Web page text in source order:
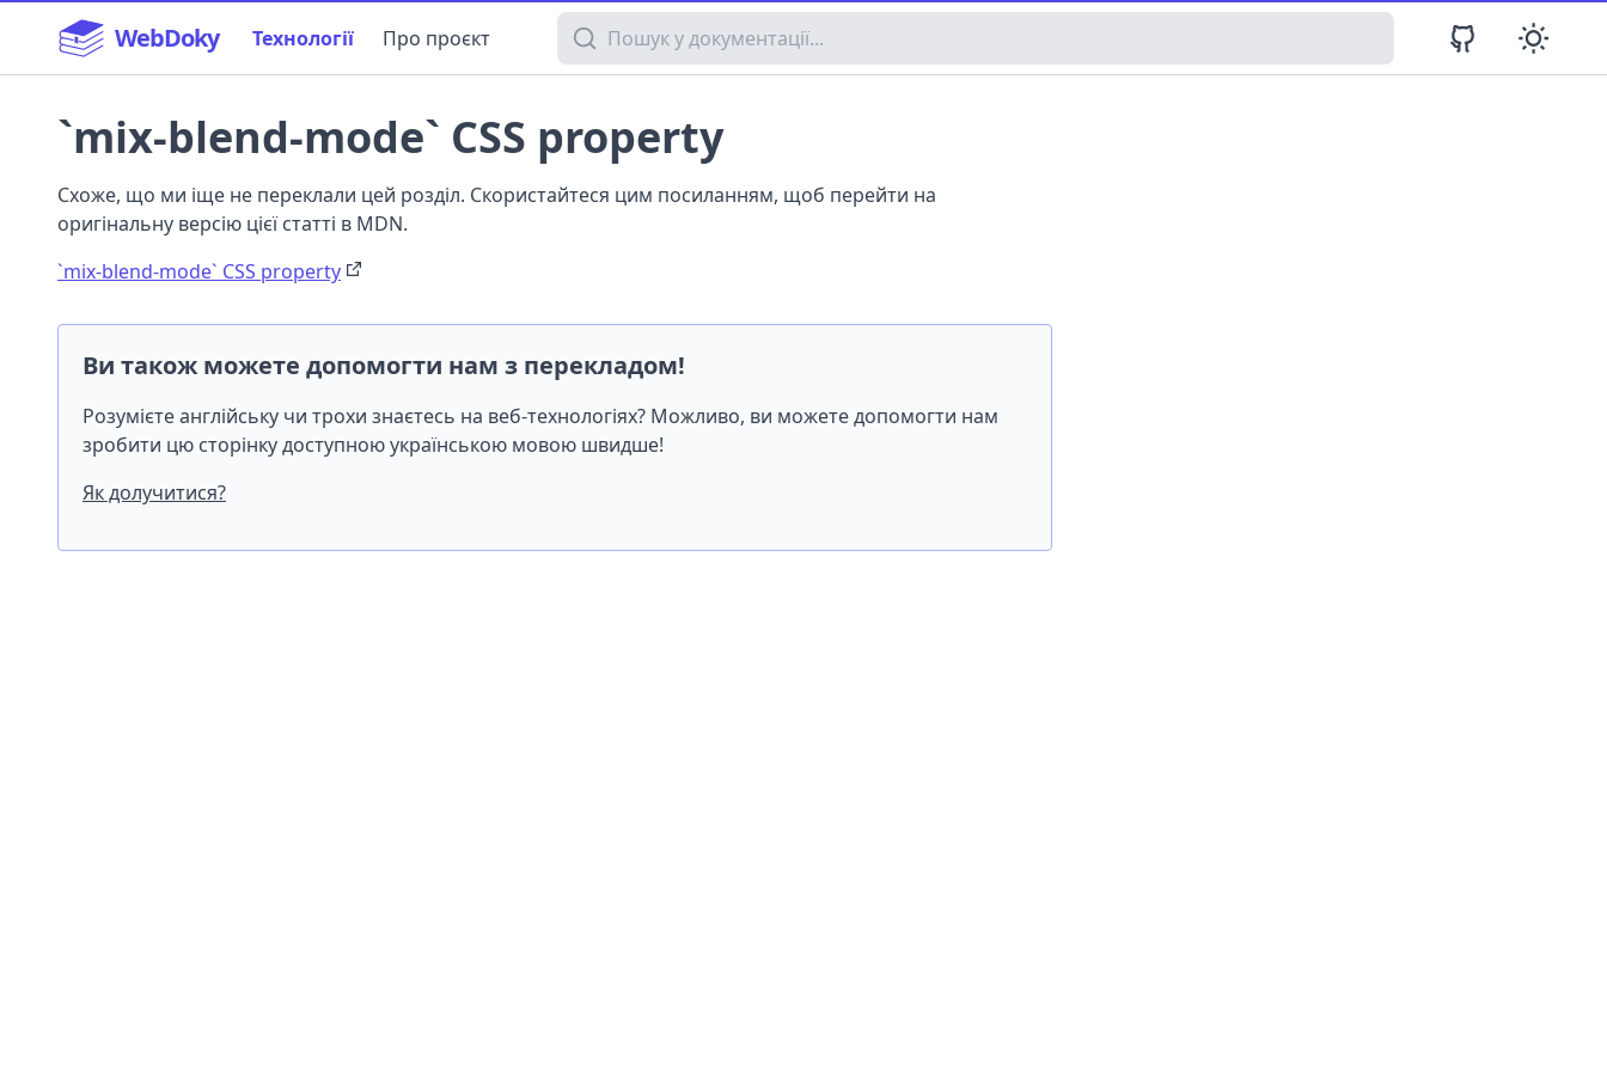
WebDoky Технології Про проєкт Пошук у документації
`mix-blend-mode` CSS property
Схоже, що ми іще не переклали цей розділ. Скористайтеся цим посиланням, щоб перейти на
оригінальну версію цієї статті в MDN.
`mix-blend-mode` CSS property
Ви також можете допомогти нам з перекладом!
Розумієте англійську чи трохи знаєтесь на веб-технологіях? Можливо, ви можете допомогти нам
зробити цю сторінку доступною українською мовою швидше!
Як долучитися?